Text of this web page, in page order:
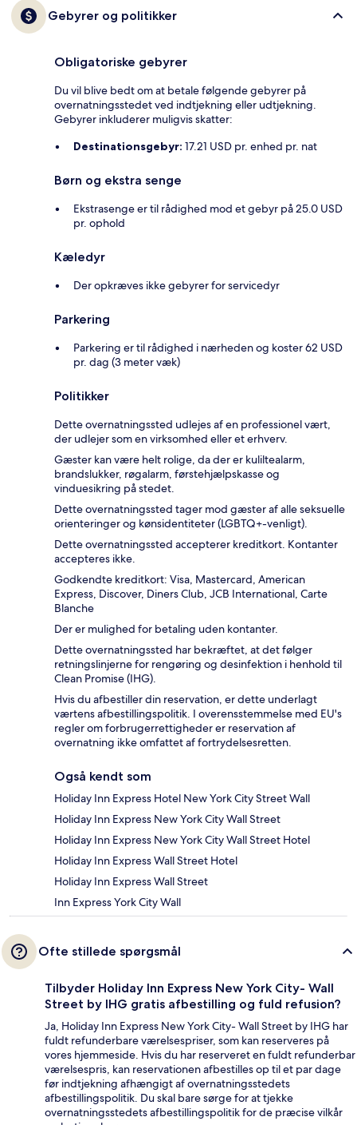
Gebyrer og politikker
Obligatoriske gebyrer
Du vil blive bedt om at betale følgende gebyrer på
overnatningsstedet ved indtjekning eller udtjekning.
Gebyrer inkluderer muligvis skatter:
Destinationsgebyr: 17.21 USD pr. enhed pr. nat
Børn og ekstra senge
Ekstrasenge er til rådighed mod et gebyr på 25.0 USD
pr. ophold
Kæledyr
Der opkræves ikke gebyrer for servicedyr
Parkering
Parkering er til rådighed i nærheden og koster 62 USD
pr. dag (3 meter væk)
Politikker
Dette overnatningssted udlejes af en professionel vært,
der udlejer som en virksomhed eller et erhverv.
Gæster kan være helt rolige, da der er kuliltealarm,
brandslukker, røgalarm, førstehjælpskasse og
vinduesikring på stedet.
Dette overnatningssted tager mod gæster af alle seksuelle
orienteringer og kønsidentiteter (LGBTQ+-venligt).
Dette overnatningssted accepterer kreditkort. Kontanter
accepteres ikke.
Godkendte kreditkort: Visa, Mastercard, American
Express, Discover, Diners Club, JCB International, Carte
Blanche
Der er mulighed for betaling uden kontanter.
Dette overnatningssted har bekræftet, at det følger
retningslinjerne for rengøring og desinfektion i henhold til
Clean Promise (IHG).
Hvis du afbestiller din reservation, er dette underlagt
værtens afbestillingspolitik. I overensstemmelse med EU's
regler om forbrugerrettigheder er reservation af
overnatning ikke omfattet af fortrydelsesretten.
Også kendt som
Holiday Inn Express Hotel New York City Street Wall
Holiday Inn Express New York City Wall Street
Holiday Inn Express New York City Wall Street Hotel
Holiday Inn Express Wall Street Hotel
Holiday Inn Express Wall Street
Inn Express York City Wall
Ofte stillede spørgsmål
Tilbyder Holiday Inn Express New York City- Wall
Street by IHG gratis afbestilling og fuld refusion?
Ja, Holiday Inn Express New York City- Wall Street by IHG har
fuldt refunderbare værelsespriser, som kan reserveres på
vores hjemmeside. Hvis du har reserveret en fuldt refunderbar
værelsespris, kan reservationen afbestilles op til et par dage
før indtjekning afhængigt af overnatningsstedets
afbestillingspolitik. Du skal bare sørge for at tjekke
overnatningsstedets afbestillingspolitik for de præcise vilkår